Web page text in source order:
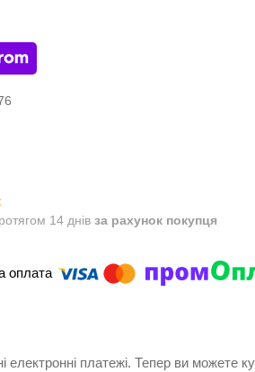
14 днів за рахунок покупця
електронні платежі. Тепер ви можете